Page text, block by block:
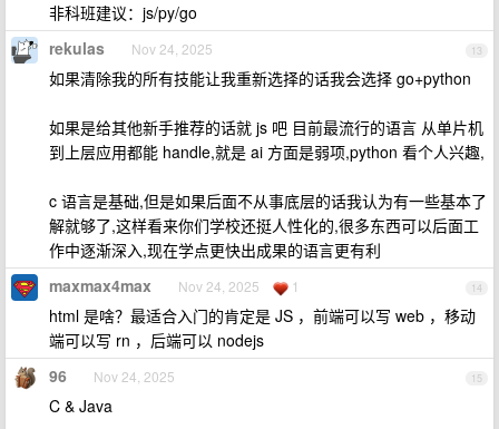
非科班建议：js/py/go
13
rekulas Nov 24, 2025
如果清除我的所有技能让我重新选择的话我会选择 go+python
如果是给其他新手推荐的话就 js 吧 目前最流行的语言 从单片机
到上层应用都能 handle,就是 ai 方面是弱项,python 看个人兴趣,
c 语言是基础,但是如果后面不从事底层的话我认为有一些基本了
解就够了,这样看来你们学校还挺人性化的,很多东西可以后面工
作中逐渐深入,现在学点更快出成果的语言更有利
14
maxmax4max Nov 24, 2025 1
html 是啥？最适合入门的肯定是 JS ，前端可以写 web ，移动
端可以写 rn ，后端可以 nodejs
15
96 Nov 24, 2025
C & Java